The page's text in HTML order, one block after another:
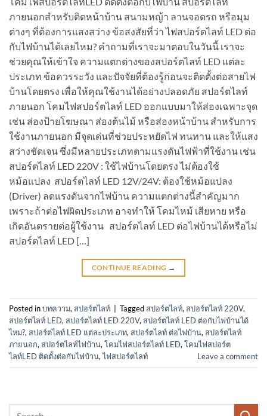
ภายนอกสำหรับติดหน้าบ้าน สนามหญ้า ลานจอดรถ หรือมุม
ต่างๆ ที่ต้องการแสงสว่าง ข้อสงสัยที่ว่า ไฟสปอร์ตไลท์ LED ต่อ
กับไฟบ้านได้เลยไหม? คำถามที่เราจะมาตอบในวันนี้ เราจะ
ช่วยคุณให้เข้าใจ ความแตกต่างของสปอร์ตไลท์ LED แต่ละ
ประเภท ข้อควรระวัง และปัจจัยที่ต้องรู้ก่อนจะติดตั้งต่อสายไฟ
บ้านโดยตรง เพื่อให้คุณใช้งานได้อย่างปลอดภัย สปอร์ตไลท์
ภายนอก โคมไฟสปอร์ตไลท์ LED ออกแบบมาให้ส่องเฉพาะจุด
เช่น ส่องป้ายโฆษณา ส่องต้นไม้ หรือส่องหน้าบ้าน สำหรับการ
ใช้งานภายนอก มีจุดเด่นที่ช่วยประหยัดไฟ ทนทาน และให้แสง
สว่างชัดเจน ซึ่งมีหลายประเภทตามแรงดันไฟฟ้าที่ใช้งาน เช่น
สปอร์ตไลท์ LED 220V : ใช้ไฟบ้านโดยตรง ไม่ต้องใช้
หม้อแปลง สปอร์ตไลท์ LED 12V/24V: ต้องใช้หม้อแปลง
(Driver) ลดแรงดันจากไฟบ้าน ความแตกต่างนี้สำคัญมาก
เพราะถ้าต่อไฟผิดประเภท อาจทำให้ โคมไหม้ เสียหาย หรือ
เกิดอันตรายต่อผู้ใช้งาน สปอร์ตไลท์ LED ต่อไฟบ้านได้หรือไม่
สปอร์ตไลท์ LED […]
CONTINUE READING →
Posted inบทความ, สปอร์ตไลท์ Tagged สปอร์ตไลท์, สปอร์ตไลท์ 220V,
สปอร์ตไลท์ LED, สปอร์ตไลท์ LED 220V, สปอร์ตไลท์ LED ต่อกับไฟบ้านได้
ไหม?, สปอร์ตไลท์ LED แต่ละประเภท, สปอร์ตไลท์ ต่อไฟบ้าน, สปอร์ตไลท์
ภายนอก, สปอร์ตไลท์ไฟบ้าน,โคมไฟสปอร์ตไลท์ LED,โคมไฟสปอร์ต
ไลท์LED ติดตั้งต่อกับไฟบ้าน,ไฟสปอร์ตไลท์ Leave a comment